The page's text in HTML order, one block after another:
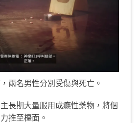
兩名男性分別受傷與死亡。
長期大量服用成癮性藥物，將個
推至檯面。